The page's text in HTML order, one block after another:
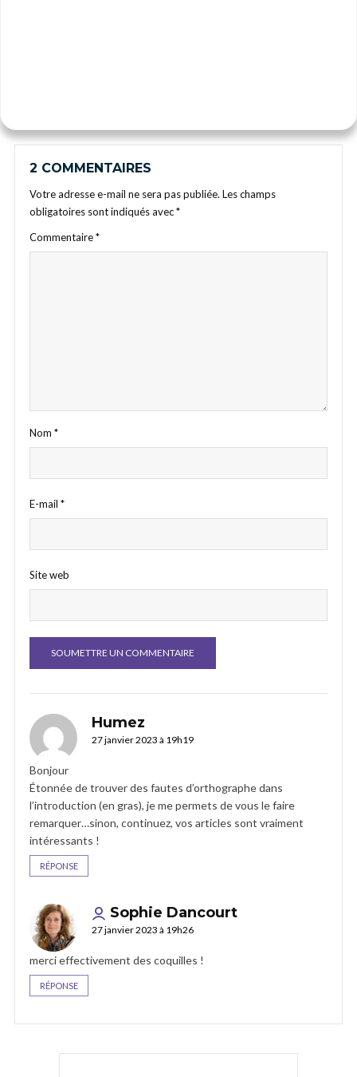
2 COMMENTAIRES
Votre adresse e-mail ne sera pas publiée. Les champs
obligatoires sont indiqués avec*
Commentaire*
Nom *
E-mail *
Site web
Humez
27 janvier 2023 à 19h19
Bonjour
Étonnée de trouver des fautes d’orthographe dans
l’introduction (en gras), je me permets de vous le faire
remarquer…sinon, continuez, vos articles sont vraiment
intéressants !
RÉPONSE
Sophie Dancourt
27 janvier 2023 à 19h26
merci effectivement des coquilles !
RÉPONSE